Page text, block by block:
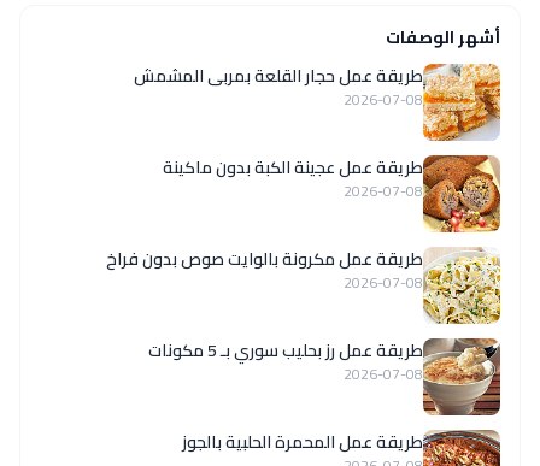
أشهر الوصفات
طريقة عمل حجار القلعة بمربى المشمش
2026-07-08
طريقة عمل عجينة الكبة بدون ماكينة
2026-07-08
طريقة عمل مكرونة بالوايت صوص بدون فراخ
2026-07-08
طريقة عمل رز بحليب سوري بـ 5 مكونات
2026-07-08
طريقة عمل المحمرة الحلبية بالجوز